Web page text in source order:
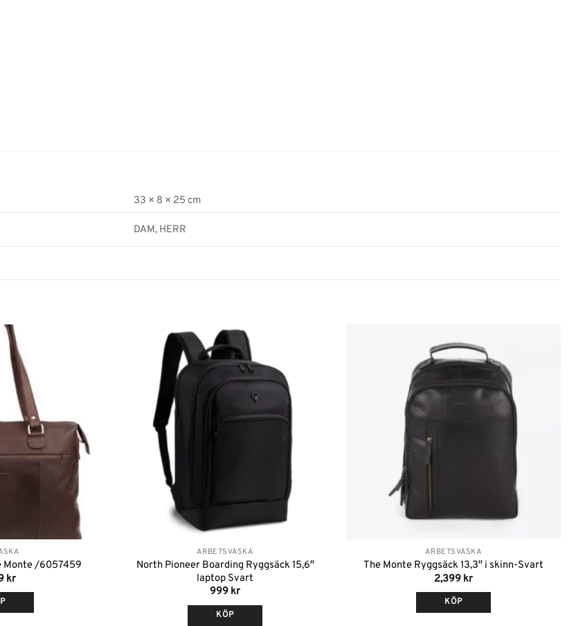
33 × 8 × 25 cm
DAM, HERR
Monte /6057459
kr
önskelistan
ARBETSVÄSKA
North Pioneer Boarding Ryggsäck 15,6″
laptop Svart
999 kr
KÖP
önskelistan
ARBETSVÄSKA
The Monte Ryggsäck 13,3″ i skinn-Svart
2,399 kr
KÖP